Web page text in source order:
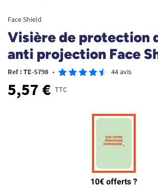
Face Shield
Visière de protection
anti projection Face
Ref : TE-5798 • 44 avis
5,57 € TTC